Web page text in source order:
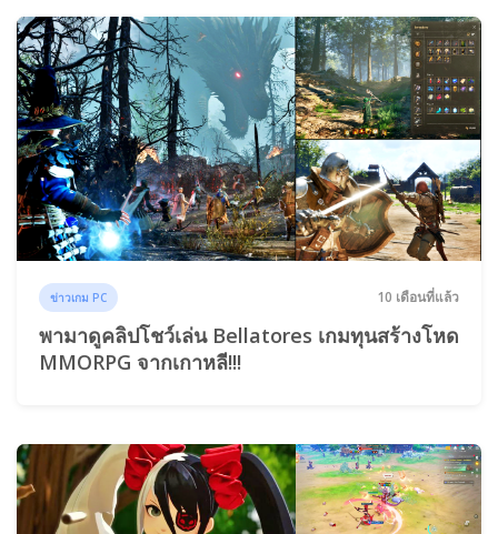
ข่าวเกม PC 10 เดือนที่แล้ว
พามาดูคลิปโชว์เล่น Bellatores เกมทุนสร้างโหด
MMORPG จากเกาหลี!!!